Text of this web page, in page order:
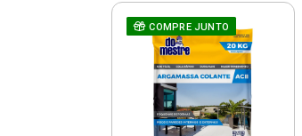
COMPRE JUNTO